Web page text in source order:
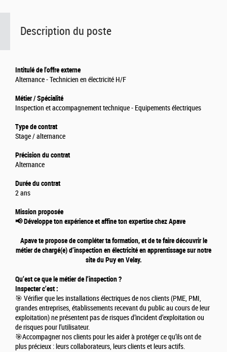
Description du poste
Intitulé de l'offre externe
Alternance - Technicien en électricité H/F
Métier / Spécialité
Inspection et accompagnement technique - Equipements électriques
Type de contrat
Stage / alternance
Précision du contrat
Alternance
Durée du contrat
2 ans
Mission proposée
📢 Développe ton expérience et affine ton expertise chez Apave
Apave te propose de compléter ta formation, et de te faire découvrir le
métier de chargé(e) d’inspection en électricité en apprentissage sur notre
site du Puy en Velay.
Qu’est ce que le métier de l’inspection ?
Inspecter c’est :
🎯 Vérifier que les installations électriques de nos clients (PME, PMI,
grandes entreprises, établissements recevant du public au cours de leur
exploitation) ne présentent pas de risques d’incident d’exploitation ou
de risques pour l’utilisateur.
🎯Accompagner nos clients pour les aider à protéger ce qu’ils ont de
plus précieux : leurs collaborateurs, leurs clients et leurs actifs.